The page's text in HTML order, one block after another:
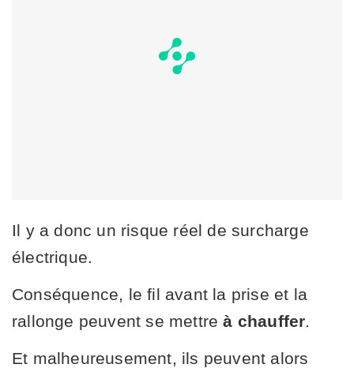
Il y a donc un risque réel de surcharge
électrique.
Conséquence, le fil avant la prise et la
rallonge peuvent se mettreà chauffer.
Et malheureusement, ils peuvent alors